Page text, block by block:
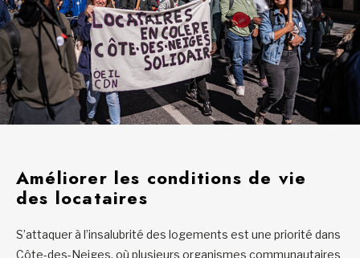
Améliorer les conditions de vie
des locataires
S’attaquer à l’insalubrité des logements est une priorité dans
Côte-des-Neiges, où plusieurs organismes communautaires